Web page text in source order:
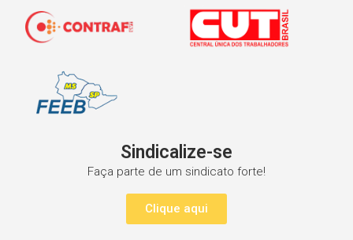
Sindicalize-se
Faça parte de um sindicato forte!
Clique aqui